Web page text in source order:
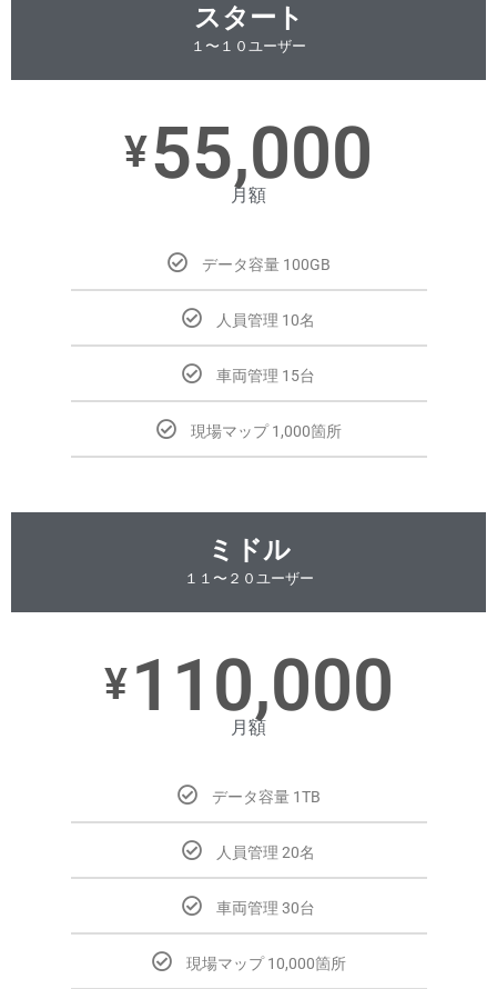
スタート
１〜１０ユーザー
¥55,000
月額
データ容量 100GB
人員管理 10名
車両管理 15台
現場マップ 1,000箇所
ミドル
１１〜２０ユーザー
¥110,000
月額
データ容量 1TB
人員管理 20名
車両管理 30台
現場マップ 10,000箇所